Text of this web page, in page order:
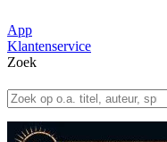
App
Klantenservice
Zoek